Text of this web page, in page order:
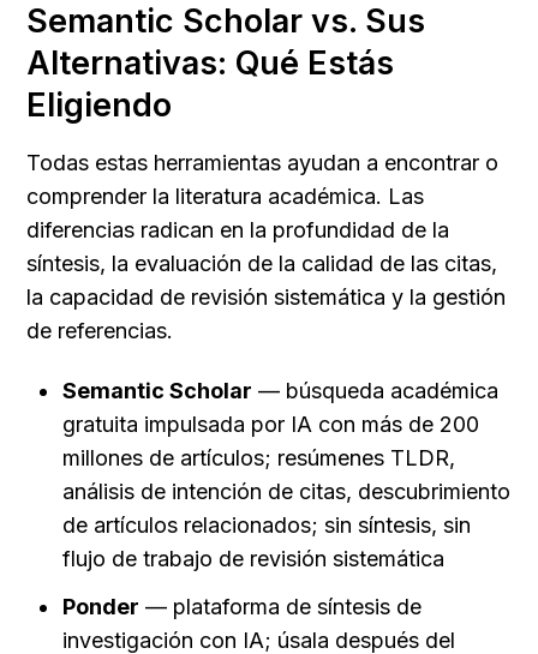
Semantic Scholar vs. Sus
Alternativas: Qué Estás
Eligiendo
Todas estas herramientas ayudan a encontrar o
comprender la literatura académica. Las
diferencias radican en la profundidad de la
síntesis, la evaluación de la calidad de las citas,
la capacidad de revisión sistemática y la gestión
de referencias.
Semantic Scholar — búsqueda académica
gratuita impulsada por IA con más de 200
millones de artículos; resúmenes TLDR,
análisis de intención de citas, descubrimiento
de artículos relacionados; sin síntesis, sin
flujo de trabajo de revisión sistemática
Ponder — plataforma de síntesis de
investigación con IA; úsala después del